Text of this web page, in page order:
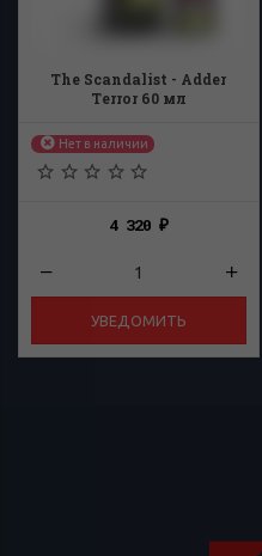
The Scandalist - Adder
Terror 60 мл
Нет в наличии
4 320₽
УВЕДОМИТЬ